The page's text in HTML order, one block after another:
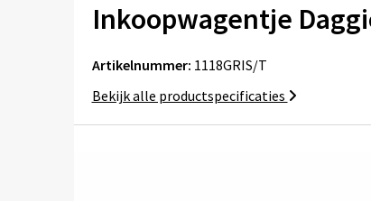
Inkoopwagentje
Artikelnummer: 1118GRIS/T
Bekijk alle productspecificaties